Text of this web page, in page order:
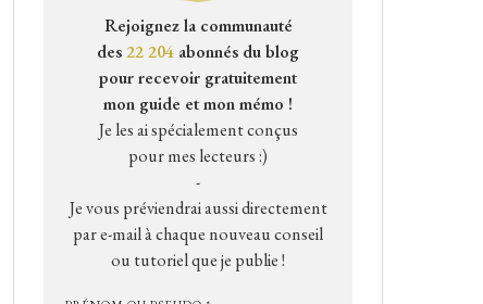
Rejoignez la communauté
des22 204 abonnés du blog
pour recevoir gratuitement
mon guide et mon mémo !
Je les ai spécialement conçus
pour mes lecteurs :)
-
Je vous préviendrai aussi directement
par e-mail à chaque nouveau conseil
ou tutoriel que je publie !